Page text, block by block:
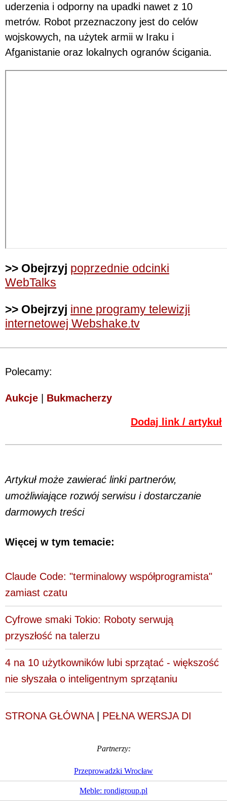
uderzenia i odporny na upadki nawet z 10
metrów. Robot przeznaczony jest do celów
wojskowych, na użytek armii w Iraku i
Afganistanie oraz lokalnych ogranów ścigania.
>> Obejrzyj poprzednie odcinki
WebTalks
>> Obejrzyj inne programy telewizji
internetowej Webshake.tv
Polecamy:
Aukcje Bukmacherzy
Dodaj link / artykuł
Artykuł może zawierać linki partnerów,
umożliwiające rozwój serwisu i dostarczanie
darmowych treści
Więcej w tym temacie:
Claude Code: "terminalowy współprogramista"
zamiast czatu
Cyfrowe smaki Tokio: Roboty serwują
przyszłość na talerzu
4 na 10 użytkowników lubi sprzątać - większość
nie słyszała o inteligentnym sprzątaniu
STRONA GŁÓWNA| PEŁNA WERSJA DI
Partnerzy:
Przeprowadzki Wrocław
Meble: rondigroup.pl